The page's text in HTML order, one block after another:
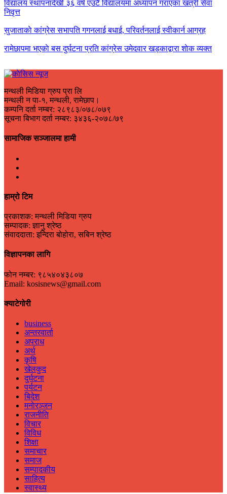
विद्यालय स्थापनादेखी ३६ वर्ष एउटै विद्यालयमा अध्यापन गराएका खत्री सेवा
निवृत्त
सुजाताकाे कांग्रेस सभापति गगनलाई बधाई, परिवर्तनलाई स्वीकार्न आग्रह
रामेछापमा भएकाे बस दुर्घटना प्रति कांग्रेस उमेदवार खड्काद्वारा शाेक व्यक्त
मन्थली मिडिया ग्रुप प्रा लि
मन्थली न पा-१, मन्थली, रामेछाप।
कम्पनि दर्ता नम्बर: २८९८३/०७८/०७९
सूचना बिभाग दर्ता नम्बर: ३४३६-२०७८/७९
सामाजिक सञ्जालमा हामी
हाम्रो टिम
प्रकाशक: मन्थली मिडिया ग्रुप
सम्पादक: ज्ञानु श्रेष्ठ
संवाददाता: इन्दिरा बोहोरा, सबिन श्रेष्ठ
विज्ञापनका लागि
फोन नम्बर: ९८५४०४३८०७
Email: kosisnews@gmail.com
क्याटेगोरी
business
अन्तरवार्ता
अपराध
अर्थ
कृषि
खेलकुद
दुर्घटना
पर्यटन
बिदेश
मनाेरञ्जन
राजनीति
विचार
विविध
शिक्षा
समाचार
समाज
सम्पादकीय
साहित्य
स्वास्थ्य